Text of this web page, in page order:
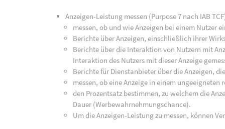
Anzeigen-Leistung messen (Purpose 7 nach IAB
messen, ob und wie Anzeigen bei einem
Berichte über Anzeigen, einschließlich ihrer
Berichte über die Interaktion von Nutzern mit
Interaktion des Nutzers mit dieser Anzeige
Berichte für Dienstanbieter über die Anzeigen,
messen, ob eine Anzeige in einem
den Prozentsatz bestimmen, zu welchem die
Dauer (Werbewahrnehmungschance).
Um die Anzeigen-Leistung zu messen, können